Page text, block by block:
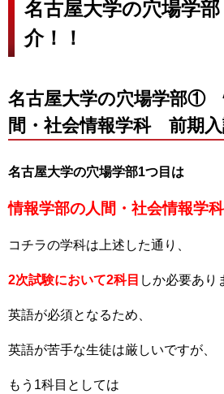
名古屋大学の穴場学
介！！
名古屋大学の穴場学部①
間・社会情報学科 前期
名古屋大学の穴場学部1つ目は
情報学部の人間・社会情報学科
コチラの学科は上述した通り、
2次試験において2科目 しか必要あり
英語が必須となるため、
英語が苦手な生徒は厳しいですが、
もう1科目としては